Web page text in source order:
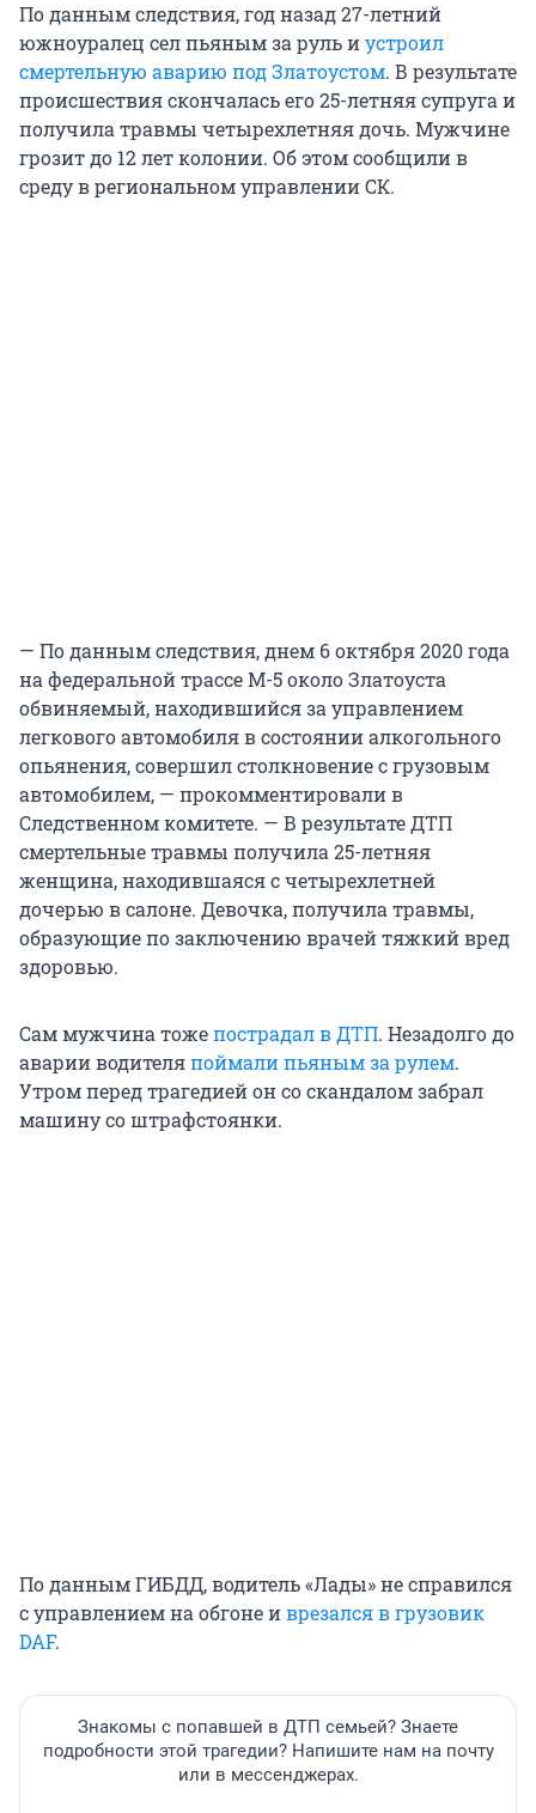
По данным следствия, год назад 27-летний
южноуралец сел пьяным за руль иустроил
смертельную аварию под Златоустом. В результате
происшествия скончалась его 25-летняя супруга и
получила травмы четырехлетняя дочь. Мужчине
грозит до 12 лет колонии. Об этом сообщили в
среду в региональном управлении СК.
— По данным следствия, днем 6 октября 2020 года
на федеральной трассе М-5 около Златоуста
обвиняемый, находившийся за управлением
легкового автомобиля в состоянии алкогольного
опьянения, совершил столкновение с грузовым
автомобилем, — прокомментировали в
Следственном комитете. — В результате ДТП
смертельные травмы получила 25-летняя
женщина, находившаяся с четырехлетней
дочерью в салоне. Девочка, получила травмы,
образующие по заключению врачей тяжкий вред
здоровью.
Сам мужчина тожепострадал в ДТП. Незадолго до
аварии водителяпоймали пьяным за рулем.
Утром перед трагедией он со скандалом забрал
машину со штрафстоянки.
По данным ГИБДД, водитель «Лады» не справился
с управлением на обгоне иврезался в грузовик
DAF.
Знакомы с попавшей в ДТП семьей? Знаете
подробности этой трагедии? Напишите нам на почту
или в мессенджерах.